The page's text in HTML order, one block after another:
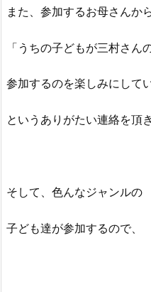
また、参加するお母さんか
「うちの子どもが三村さん
参加するのを楽しみにして
というありがたい連絡を頂
そして、色んなジャンルの
子ども達が参加するので、